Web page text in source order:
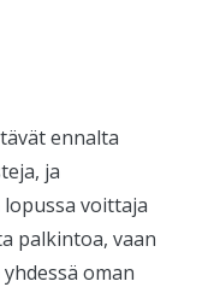
ennalta
ja
voittaja
palkintoa, vaan
oman